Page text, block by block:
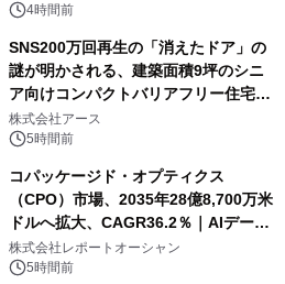
4時間前
SNS200万回再生の「消えたドア」の
謎が明かされる、建築面積9坪のシニ
ア向けコンパクトバリアフリー住宅が
誕生
株式会社アース
5時間前
コパッケージド・オプティクス
（CPO）市場、2035年28億8,700万米
ドルへ拡大、CAGR36.2％｜AIデータ
センター・高速光通信需要が成長を加
速
株式会社レポートオーシャン
5時間前